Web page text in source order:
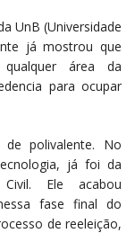
UnB (Universidade
já mostrou que
área da
para ocupar
polivalente. No
já foi da
Ele acabou
fase final do
de reeleição,